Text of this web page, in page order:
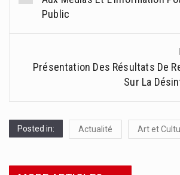
Public
Présentation Des Résultats De
Sur La
Posted in: Actualité Art et